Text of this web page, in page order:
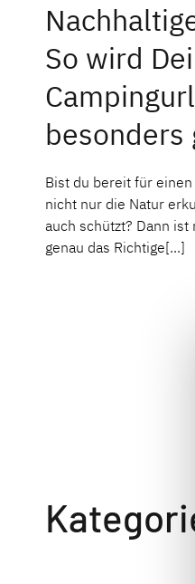
So wird
besonders
Bist du bereit für
nicht nur die Natur
auch schützt? Dann ist
genau das Richtige[...]